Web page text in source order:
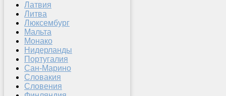
Латвия
Литва
Люксембург
Мальта
Монако
Нидерланды
Португалия
Сан-Марино
Словакия
Словения